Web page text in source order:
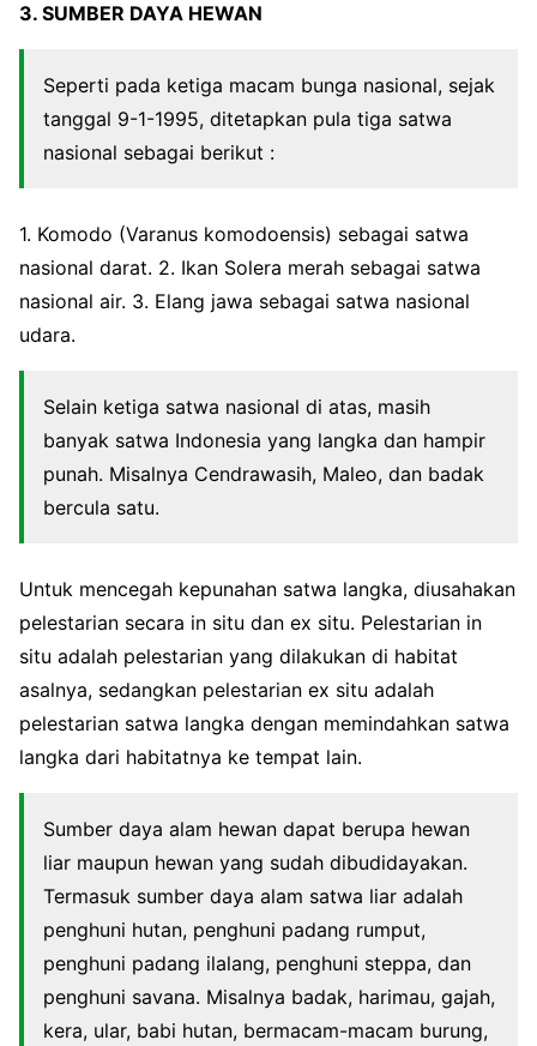
3. SUMBER DAYA HEWAN
Seperti pada ketiga macam bunga nasional, sejak
tanggal 9-1-1995, ditetapkan pula tiga satwa
nasional sebagai berikut :
1. Komodo (Varanus komodoensis) sebagai satwa
nasional darat. 2. Ikan Solera merah sebagai satwa
nasional air. 3. Elang jawa sebagai satwa nasional
udara.
Selain ketiga satwa nasional di atas, masih
banyak satwa Indonesia yang langka dan hampir
punah. Misalnya Cendrawasih, Maleo, dan badak
bercula satu.
Untuk mencegah kepunahan satwa langka, diusahakan
pelestarian secara in situ dan ex situ. Pelestarian in
situ adalah pelestarian yang dilakukan di habitat
asalnya, sedangkan pelestarian ex situ adalah
pelestarian satwa langka dengan memindahkan satwa
langka dari habitatnya ke tempat lain.
Sumber daya alam hewan dapat berupa hewan
liar maupun hewan yang sudah dibudidayakan.
Termasuk sumber daya alam satwa liar adalah
penghuni hutan, penghuni padang rumput,
penghuni padang ilalang, penghuni steppa, dan
penghuni savana. Misalnya badak, harimau, gajah,
kera, ular, babi hutan, bermacam-macam burung,